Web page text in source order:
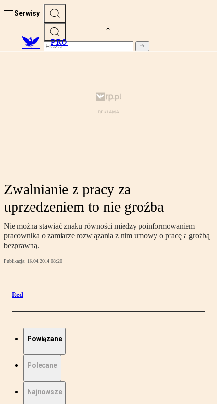
Serwisy
PRO
Zwalnianie z pracy za
uprzedzeniem to nie groźba
Nie można stawiać znaku równości między poinformowaniem
pracownika o zamiarze rozwiązania z nim umowy o pracę a groźbą
bezprawną.
Publikacja: 16.04.2014 08:20
Red
Powiązane
Polecane
Najnowsze